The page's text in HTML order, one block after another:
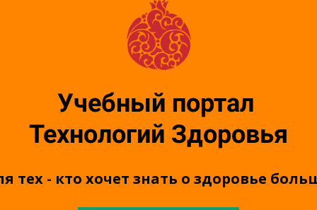
Учебный портал
Технологий Здоровья
тех - кто хочет знать о здоровье